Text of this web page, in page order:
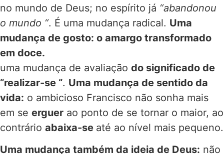
no mundo de Deus; no espírito já “abandonou
o mundo “. É uma mudança radical. Uma
mudança de gosto: o amargo transformado
em doce.
uma mudança de avaliação do significado de
“realizar-se “. Uma mudança de sentido da
vida: o ambicioso Francisco não sonha mais
em se erguer ao ponto de se tornar o maior, ao
contrário abaixa-se até ao nível mais pequeno.
Uma mudança também da ideia de Deus: não